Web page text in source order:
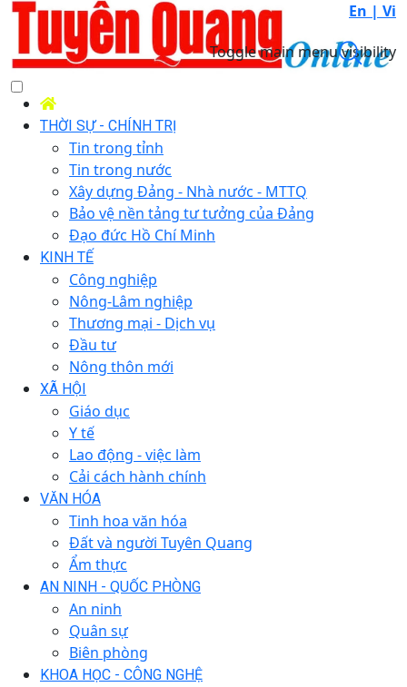
En | Vi
Toggle main menu visibility
THỜI SỰ - CHÍNH TRỊ
Tin trong tỉnh
Tin trong nước
Xây dựng Đảng - Nhà nước - MTTQ
Bảo vệ nền tảng tư tưởng của Đảng
Đạo đức Hồ Chí Minh
KINH TẾ
Công nghiệp
Nông-Lâm nghiệp
Thương mại - Dịch vụ
Đầu tư
Nông thôn mới
XÃ HỘI
Giáo dục
Y tế
Lao động - việc làm
Cải cách hành chính
VĂN HÓA
Tinh hoa văn hóa
Đất và người Tuyên Quang
Ẩm thực
AN NINH - QUỐC PHÒNG
An ninh
Quân sự
Biên phòng
KHOA HỌC - CÔNG NGHỆ